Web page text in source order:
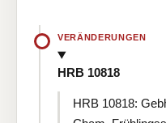
VERÄNDERUNGEN
HRB 10818
HRB 10818: